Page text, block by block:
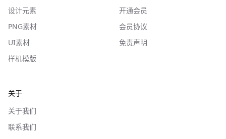
设计元素
PNG素材
UI素材
样机模版
开通会员
会员协议
免责声明
关于
关于我们
联系我们